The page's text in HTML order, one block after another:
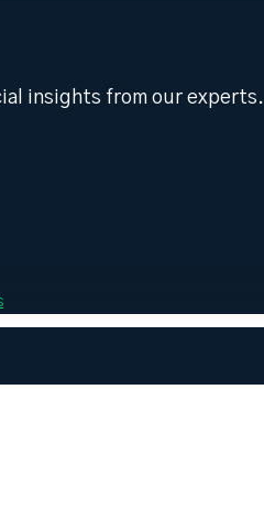
insights from our experts.